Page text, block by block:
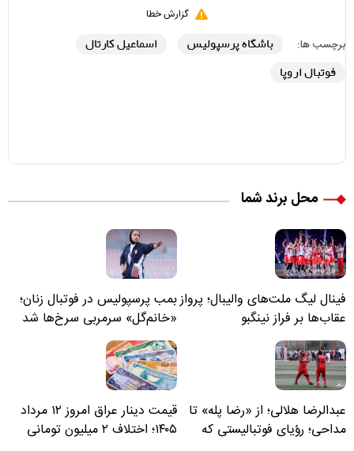
گزارش خطا
برچسب ها: باشگاه پرسپولیس
اسماعیل کارتال
فوتبال اروپا
محل برند شما
فینال لیگ ملت‌های والیبال؛ پرواز
عقاب‌ها بر فراز نینگبو
بمب پرسپولیس در فوتبال زنان؛
«خانم‌گل» سرمربی سرخ‌ها شد
عبدالرضا هلالی؛ از «رضا پله» تا
مداحی؛ رؤیای فوتبالیستی که
قیمت دینار عراق امروز ۱۲ مرداد
۱۴۰۵؛ اختلاف ۲ میلیون تومانی